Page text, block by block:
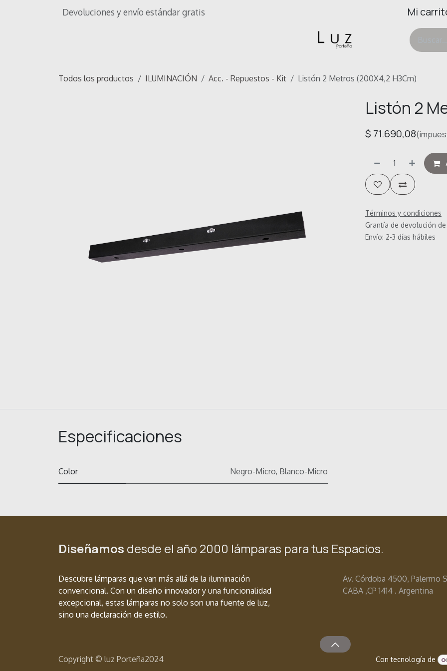
Devoluciones y envío estándar gratis Mi
Deco & Hogar Ayuda
Todos los productos ILUMINACIÓN Acc. - Repuestos - Kit Listón 2 Metros (200X4,2 H3Cm)
Listón 2
$ 71.690,08
Términos y condiciones
Grantía de devolución
Envío: 2-3 días hábiles
Especificaciones
Color Negro-Micro, Blanco-Micro
Diseñamos desde el año 2000 lámparas para tus Espacios.
Descubre lámparas que van más allá de la iluminación
convencional. Con un diseño innovador y una funcionalidad
excepcional, estas lámparas no solo son una fuente de luz,
sino una declaración de estilo.
Av. Córdoba 4500, Palermo
CABA ,CP 1414 . Argentina
Copyright © luz Porteña2024 Con tecnología de